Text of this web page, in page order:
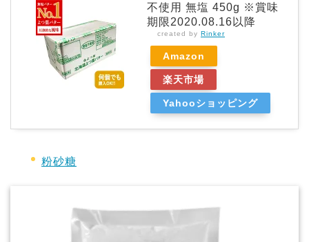
不使用 無塩 450g ※賞味
期限2020.08.16以降
created by Rinker
Amazon
楽天市場
Yahooショッピング
粉砂糖